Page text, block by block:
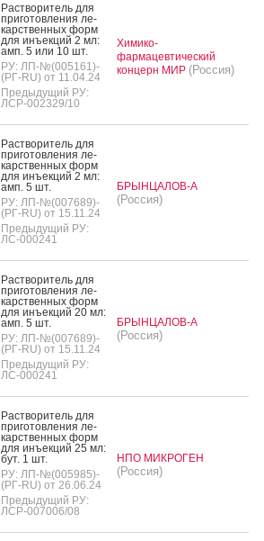
Рас­тво­ритель для
при­готов­ле­ния ле­
карс­твен­ных форм
для инъ­ек­ций 2 мл:
амп. 5 или 10 шт.
РУ: ЛП-№(005161)-
(РГ-RU) от 11.04.24
Предыдущий РУ:
ЛСР-002329/10
Химико-
фармацевтический
концерн МИР (Россия)
Рас­тво­ритель для
при­готов­ле­ния ле­
карс­твен­ных форм
для инъ­ек­ций 2 мл:
амп. 5 шт.
РУ: ЛП-№(007689)-
(РГ-RU) от 15.11.24
Предыдущий РУ:
ЛС-000241
БРЫНЦАЛОВ-А
(Россия)
Рас­тво­ритель для
при­готов­ле­ния ле­
карс­твен­ных форм
для инъ­ек­ций 20 мл:
амп. 5 шт.
РУ: ЛП-№(007689)-
(РГ-RU) от 15.11.24
Предыдущий РУ:
ЛС-000241
БРЫНЦАЛОВ-А
(Россия)
Рас­тво­ритель для
при­готов­ле­ния ле­
карс­твен­ных форм
для инъ­ек­ций 25 мл:
бут. 1 шт.
РУ: ЛП-№(005985)-
(РГ-RU) от 26.06.24
Предыдущий РУ:
ЛСР-007006/08
НПО МИКРОГЕН
(Россия)